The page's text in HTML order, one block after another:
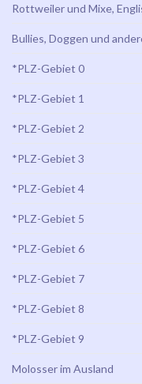
Rottweiler und Mixe,
Bullies, Doggen und
*PLZ-Gebiet 0
*PLZ-Gebiet 1
*PLZ-Gebiet 2
*PLZ-Gebiet 3
*PLZ-Gebiet 4
*PLZ-Gebiet 5
*PLZ-Gebiet 6
*PLZ-Gebiet 7
*PLZ-Gebiet 8
*PLZ-Gebiet 9
Molosser im Ausland